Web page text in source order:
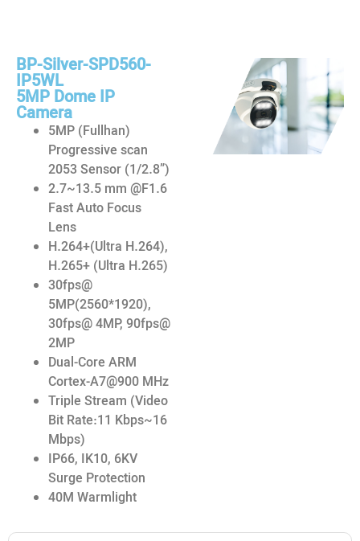
BP-Silver-SPD560-
IP5WL
5MP Dome IP
Camera
5MP (Fullhan)
Progressive scan
2053 Sensor (1/2.8”)
2.7~13.5 mm @F1.6
Fast Auto Focus
Lens
H.264+(Ultra H.264),
H.265+ (Ultra H.265)
30fps@
5MP(2560*1920),
30fps@ 4MP, 90fps@
2MP
Dual-Core ARM
Cortex-A7@900 MHz
Triple Stream (Video
Bit Rate:11 Kbps~16
Mbps)
IP66, IK10, 6KV
Surge Protection
40M Warmlight